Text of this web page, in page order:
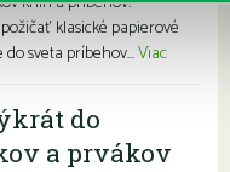
klasické papierové
sveta príbehov...Viac
do
a prvákov